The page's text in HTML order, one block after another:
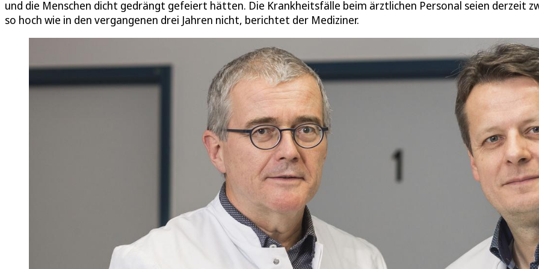
und die Menschen dicht gedrängt gefeiert hätten. Die Krankheitsfälle beim ärztlichen Personal seien derzeit
so hoch wie in den vergangenen drei Jahren nicht, berichtet der Mediziner.